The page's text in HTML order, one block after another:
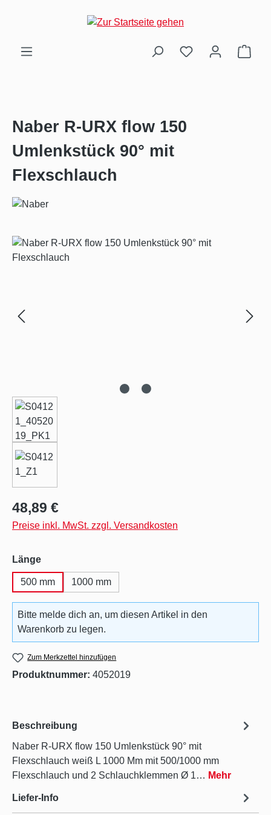
Zum Hauptinhalt springen
Naber R-URX flow 150
Umlenkstück 90° mit
Flexschlauch
Bildergalerie überspringen
Regulärer Preis:
48,89 €
Preise inkl. MwSt. zzgl. Versandkosten
Längeauswählen
500 mm 1000 mm
Bitte melde dich an, um diesen Artikel in den
Warenkorb zu legen.
Zum Merkzettel hinzufügen
Produktnummer: 4052019
Beschreibung
Naber R-URX flow 150 Umlenkstück 90° mit
Flexschlauch weiß L 1000 Mm mit 500/1000 mm
Flexschlauch und 2 Schlauchklemmen Ø 1… Mehr
Liefer-Info